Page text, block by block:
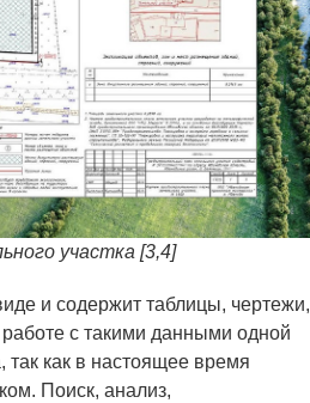
участка [3,4]
и содержит таблицы, чертежи,
с такими данными одной
как в настоящее время
Поиск, анализ,